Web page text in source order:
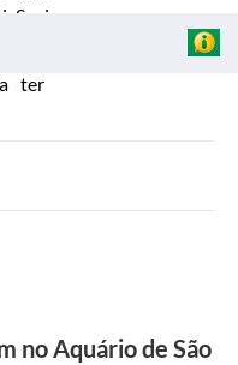
no Aquário de São